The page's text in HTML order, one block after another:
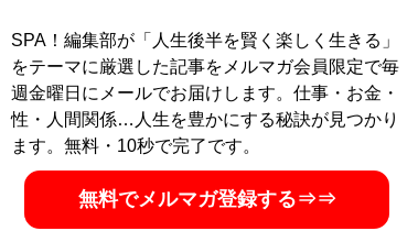
SPA！編集部が「人生後半を賢く楽しく生きる」
をテーマに厳選した記事をメルマガ会員限定で毎
週金曜日にメールでお届けします。仕事・お金・
性・人間関係…人生を豊かにする秘訣が見つかり
ます。無料・10秒で完了です。
無料でメルマガ登録する⇒⇒